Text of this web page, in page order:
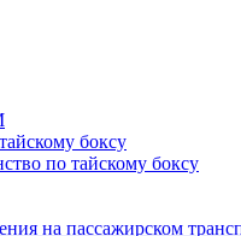
по тайскому боксу